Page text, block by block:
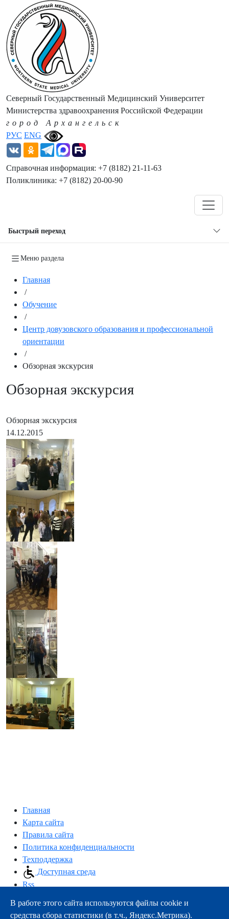
РУС ENG
Северный Государственный Медицинский Университет
Министерства здравоохранения Российской Федерации
город Архангельск
Справочная информация: +7 (8182) 21-11-63
Поликлиника: +7 (8182) 20-00-90
Быстрый переход
Меню раздела
Главная
/
Обучение
/
Центр довузовского образования и профессиональной
ориентации
/
Обзорная экскурсия
Обзорная экскурсия
Обзорная экскурсия
14.12.2015
Главная
Карта сайта
Правила сайта
Политика конфиденциальности
Техподдержка
Доступная среда
Rss
163000, г.Архангельск, пр-т Троицкий, 51
В работе этого сайта используются файлы cookie и
средства сбора статистики (в т.ч., Яндекс.Метрика).